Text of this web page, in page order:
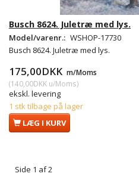
Busch 8624. Juletræ med lys.
Model/varenr.: WSHOP-17730
Busch 8624. Juletræ med lys.
175,00DKK m/Moms
(140,00DKK u/Moms)
ekskl. levering
1 stk tilbage på lager
LÆG I KURV
Side 1 af 2